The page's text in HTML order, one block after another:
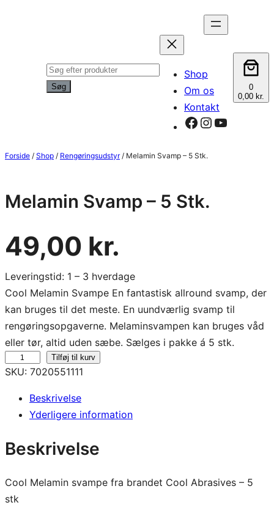
Products
search
Søg
Shop
Om os
Kontakt
Facebook
Instagram
YouTube
0
0,00 kr.
Forside / Shop / Rengøringsudstyr/ Melamin Svamp – 5 Stk.
Melamin Svamp – 5 Stk.
49,00 kr.
Leveringstid: 1 – 3 hverdage
Cool Melamin Svampe En fantastisk allround svamp, der
kan bruges til det meste. En uundværlig svamp til
rengøringsopgaverne. Melaminsvampen kan bruges våd
eller tør, altid uden sæbe. Sælges i pakke á 5 stk.
e
i
n
v
Tilføj til kurv
SKU: 7020551111
Beskrivelse
Yderligere information
Beskrivelse
Cool Melamin svampe fra brandet Cool Abrasives – 5
stk